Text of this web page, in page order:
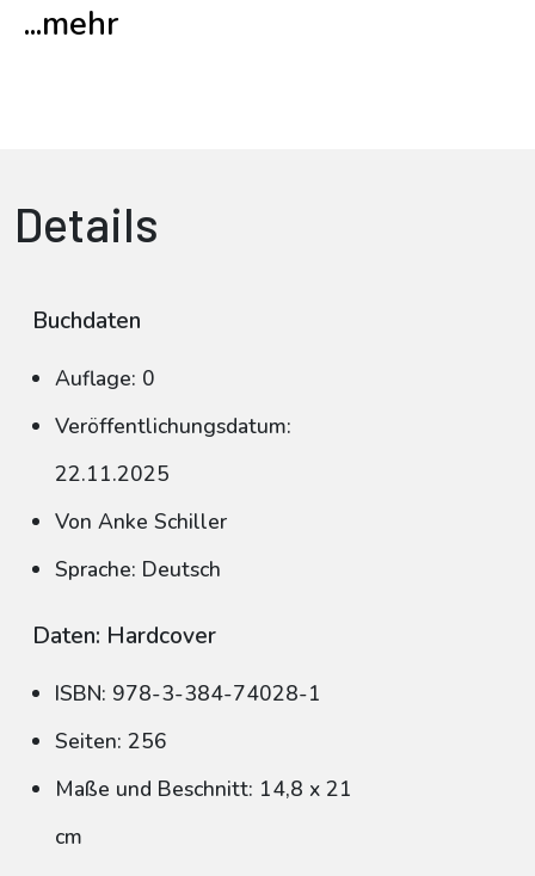
...mehr
Details
Buchdaten
Auflage: 0
Veröffentlichungsdatum:
22.11.2025
Von Anke Schiller
Sprache: Deutsch
Daten: Hardcover
ISBN: 978-3-384-74028-1
Seiten: 256
Maße und Beschnitt: 14,8 x 21
cm